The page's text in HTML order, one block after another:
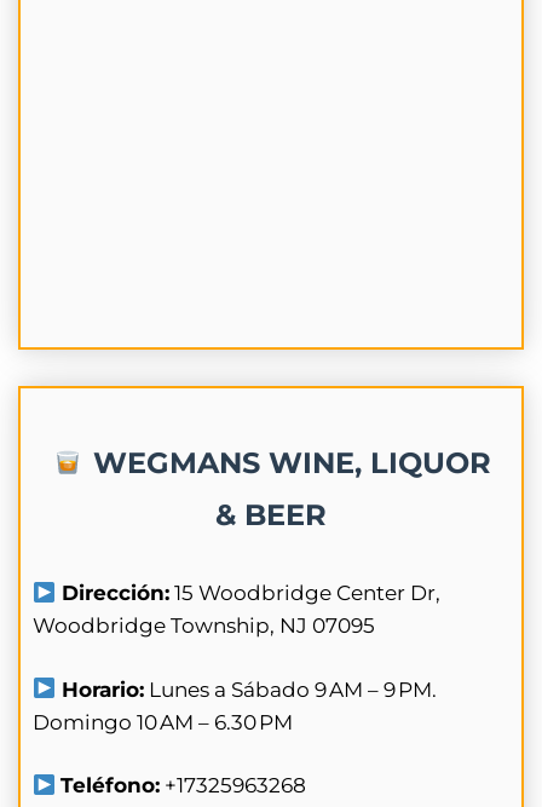
WEGMANS WINE, LIQUOR
& BEER
Dirección: 15 Woodbridge Center Dr,
Woodbridge Township, NJ 07095
Horario: Lunes a Sábado 9 AM – 9 PM.
Domingo 10 AM – 6.30 PM
Teléfono: +17325963268